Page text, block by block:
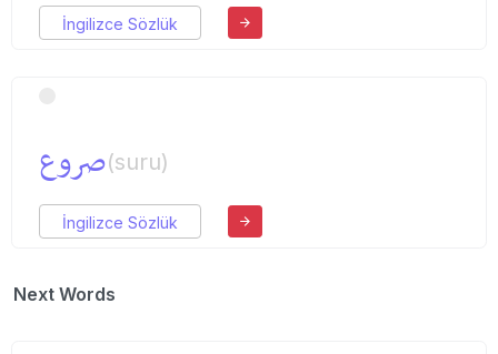
İngilizce Sözlük
صروع(suru)
İngilizce Sözlük
Next Words